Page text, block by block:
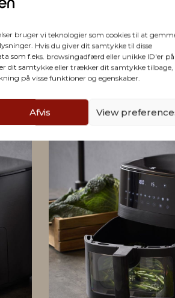
bruger vi teknologier som cookies til at
Hvis du giver dit samtykke til disse
som f.eks. browsingadfærd eller unikke ID'er på
dit samtykke eller trækker dit samtykke tilbage,
på visse funktioner og egenskaber.
Afvis View